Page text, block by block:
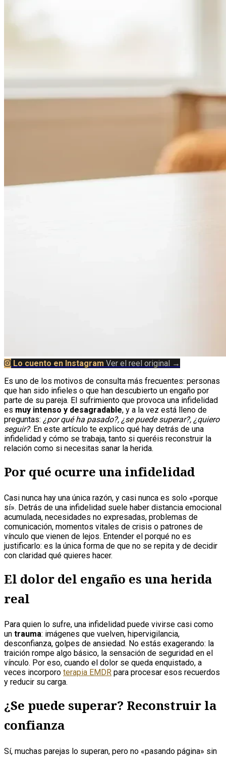
Lo cuento en Instagram Ver el reel original →
Es uno de los motivos de consulta más frecuentes: personas
que han sido infieles o que han descubierto un engaño por
parte de su pareja. El sufrimiento que provoca una infidelidad
es muy intenso y desagradable, y a la vez está lleno de
preguntas: ¿por qué ha pasado?, ¿se puede superar?, ¿quiero
seguir?. En este artículo te explico qué hay detrás de una
infidelidad y cómo se trabaja, tanto si queréis reconstruir la
relación como si necesitas sanar la herida.
Por qué ocurre una infidelidad
Casi nunca hay una única razón, y casi nunca es solo «porque
sí». Detrás de una infidelidad suele haber distancia emocional
acumulada, necesidades no expresadas, problemas de
comunicación, momentos vitales de crisis o patrones de
vínculo que vienen de lejos. Entender el porqué no es
justificarlo: es la única forma de que no se repita y de decidir
con claridad qué quieres hacer.
El dolor del engaño es una herida
real
Para quien lo sufre, una infidelidad puede vivirse casi como
un trauma: imágenes que vuelven, hipervigilancia,
desconfianza, golpes de ansiedad. No estás exagerando: la
traición rompe algo básico, la sensación de seguridad en el
vínculo. Por eso, cuando el dolor se queda enquistado, a
veces incorporo terapia EMDR para procesar esos recuerdos
y reducir su carga.
¿Se puede superar? Reconstruir la
confianza
Sí, muchas parejas lo superan, pero no «pasando página» sin